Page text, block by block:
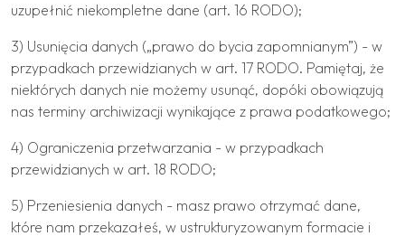
uzupełnić niekompletne dane (art. 16 RODO);
3) Usunięcia danych („prawo do bycia zapomnianym”) - w
przypadkach przewidzianych w art. 17 RODO. Pamiętaj, że
niektórych danych nie możemy usunąć, dopóki obowiązują
nas terminy archiwizacji wynikające z prawa podatkowego;
4) Ograniczenia przetwarzania - w przypadkach
przewidzianych w art. 18 RODO;
5) Przeniesienia danych - masz prawo otrzymać dane,
które nam przekazałeś, w ustrukturyzowanym formacie i